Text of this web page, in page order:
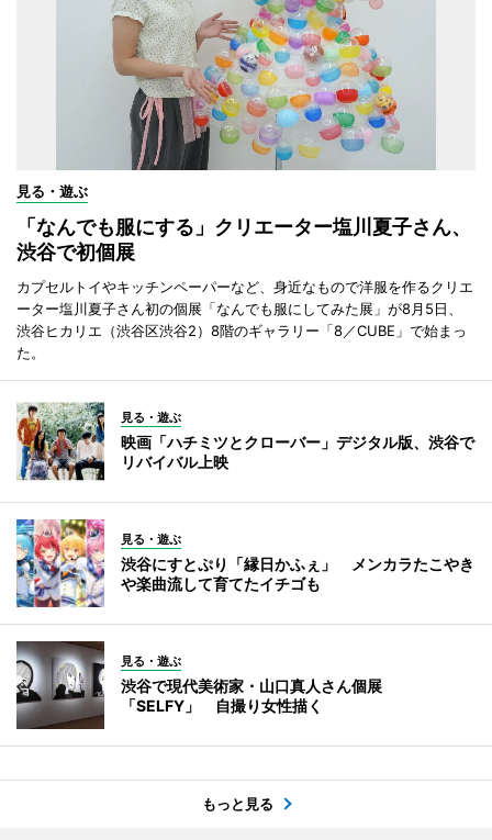
見る・遊ぶ
「なんでも服にする」クリエーター塩川夏子さん、
渋谷で初個展
カプセルトイやキッチンペーパーなど、身近なもので洋服を作るクリエ
ーター塩川夏子さん初の個展「なんでも服にしてみた展」が8月5日、
渋谷ヒカリエ（渋谷区渋谷2）8階のギャラリー「8／CUBE」で始まっ
た。
見る・遊ぶ
映画「ハチミツとクローバー」デジタル版、渋谷で
リバイバル上映
見る・遊ぶ
渋谷にすとぷり「縁日かふぇ」 メンカラたこやき
や楽曲流して育てたイチゴも
見る・遊ぶ
渋谷で現代美術家・山口真人さん個展
「SELFY」 自撮り女性描く
もっと見る